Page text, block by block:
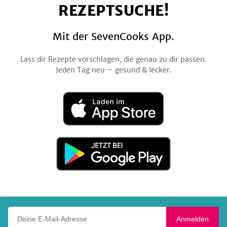
REZEPTSUCHE!
Mit der SevenCooks App.
Lass dir Rezepte vorschlagen, die genau zu dir passen.
Jeden Tag neu – gesund & lecker.
Laden
im
App
Jetzt
Google
Anmelden